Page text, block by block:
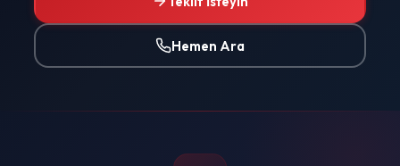
Hemen Ara